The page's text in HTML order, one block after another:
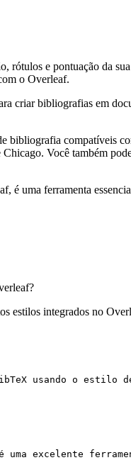
rótulos e pontuação da
o Overleaf.
criar bibliografias em
bibliografia compatíveis
Você também
é uma ferramenta
estilos integrados no
usando o
uma excelente